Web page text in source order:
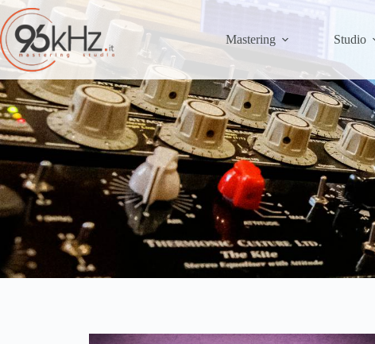
Mastering Studio